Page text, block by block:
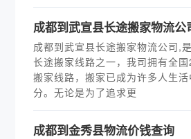
成都到武宣县长途搬家物流公
成都到武宣县长途搬家物流公司,
长途搬家线路之一，我司拥有全
搬家线路，搬家已成为许多人生
分。无论是为了追求更
成都到金秀县物流价钱查询